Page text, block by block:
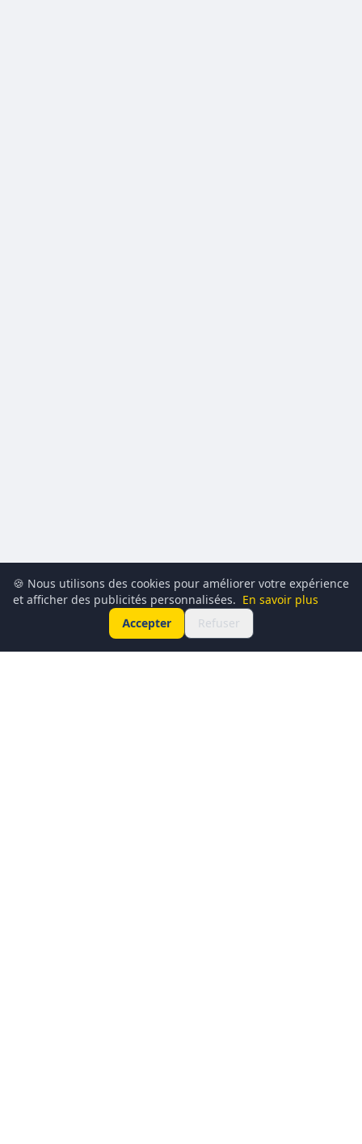
🍪 Nous utilisons des cookies pour améliorer votre expérience
et afficher des publicités personnalisées. En savoir plus
Accepter
Refuser